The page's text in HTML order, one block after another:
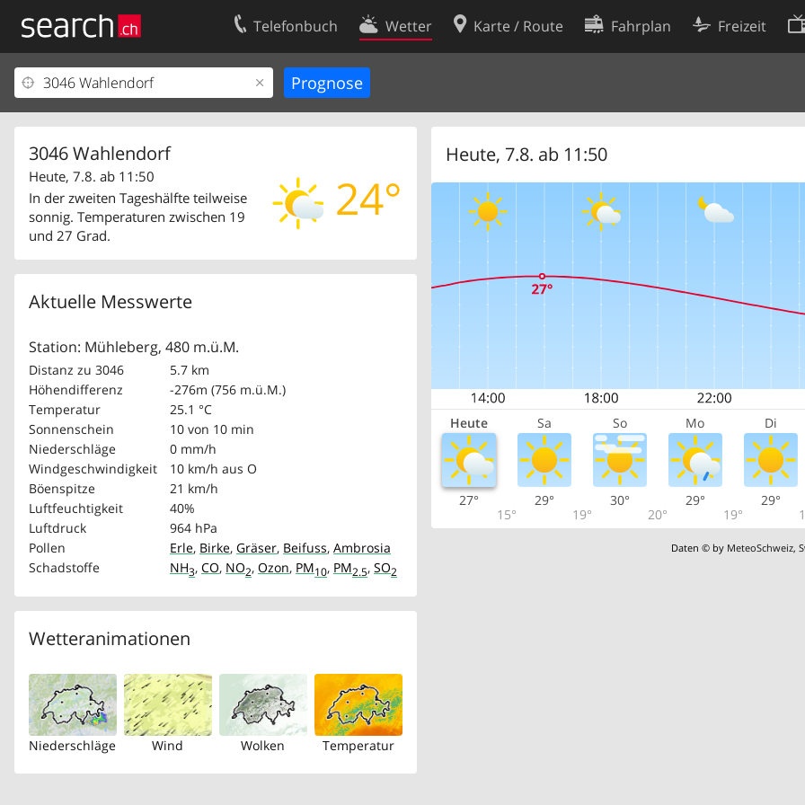
Telefonbuch Wetter Karte / Route Fahrplan Freizeit
3046 Wahlendorf
24°
Heute, 7.8. ab 11:50
In der zweiten Tageshälfte teilweise
sonnig. Temperaturen zwischen 19
und 27 Grad.
Aktuelle Messwerte
Station: Mühleberg, 480 m.ü.M.
Distanz zu 3046
5.7 km
Höhendifferenz
-276m (756 m.ü.M.)
Temperatur
25.1 °C
Sonnenschein
10 von 10 min
Niederschläge
0 mm/h
Windgeschwindigkeit
10 km/h aus O
Böenspitze
21 km/h
Luftfeuchtigkeit
40%
Luftdruck
964 hPa
Pollen
Erle, Birke, Gräser, Beifuss, Ambrosia
Schadstoffe
NH3, CO, NO2, Ozon, PM10, PM2.5, SO2
Wetteranimationen
Niederschläge Wind Wolken Temperatur
Heute, 7.8. ab 11:50
Heute Sa So Mo Di
27°
15°
29°
19°
30°
20°
29°
19°
29°
Daten © by MeteoSchweiz,
Ihr Eintrag
Kundencenter Geschäftskunden
Kontakt
Nutzungsbedingungen
Cookie-Einstellungen